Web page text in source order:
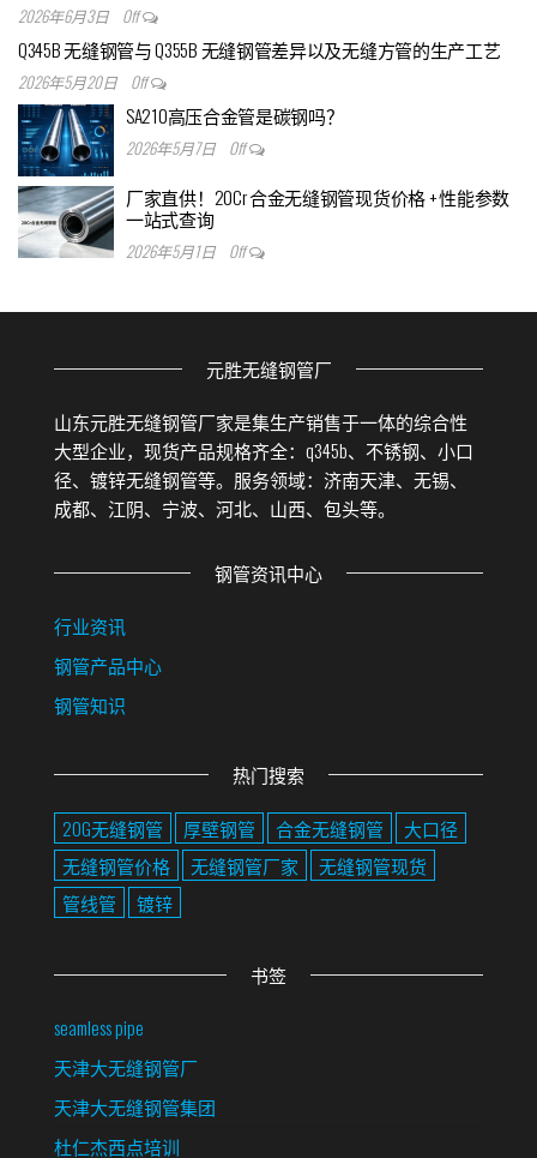
2026年6月3日 Off
Q345B 无缝钢管与 Q355B 无缝钢管差异以及无缝方管的生产工艺
2026年5月20日 Off
SA210高压合金管是碳钢吗？
2026年5月7日 Off
厂家直供！20Cr 合金无缝钢管现货价格 + 性能参数
一站式查询
2026年5月1日 Off
元胜无缝钢管厂
山东元胜无缝钢管厂家是集生产销售于一体的综合性
大型企业，现货产品规格齐全：q345b、不锈钢、小口
径、镀锌无缝钢管等。服务领域：济南天津、无锡、
成都、江阴、宁波、河北、山西、包头等。
钢管资讯中心
行业资讯
钢管产品中心
钢管知识
热门搜索
20G无缝钢管 厚壁钢管 合金无缝钢管
大口径
无缝钢管价格
无缝钢管厂家
无缝钢管现货
管线管
镀锌
书签
seamless pipe
天津大无缝钢管厂
天津大无缝钢管集团
杜仁杰西点培训